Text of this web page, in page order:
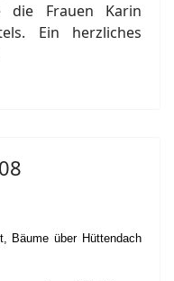
die Frauen Karin
Ein herzliches
Bäume über Hüttendach